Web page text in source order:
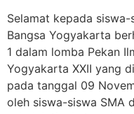
Selamat kepada siswa-
Bangsa Yogyakarta
1 dalam lomba Pekan
Yogyakarta XXII yang
pada tanggal 09
oleh siswa-siswa SMA